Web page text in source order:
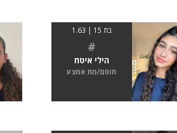
בת 15 | 1.63
#
הילי איטח
חוסם/מת אמצע